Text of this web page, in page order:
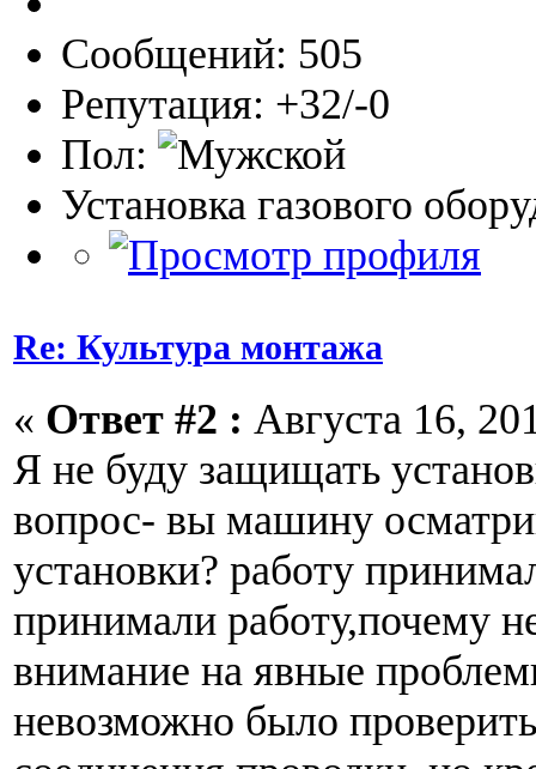
Сообщений: 505
Репутация: +32/-0
Пол:
Установка газового
Re: Культура монтажа
« Ответ #2 : Августа 16,
Я не буду защищать
вопрос- вы машину
установки? работу
принимали работу,почему
внимание на явные
невозможно было